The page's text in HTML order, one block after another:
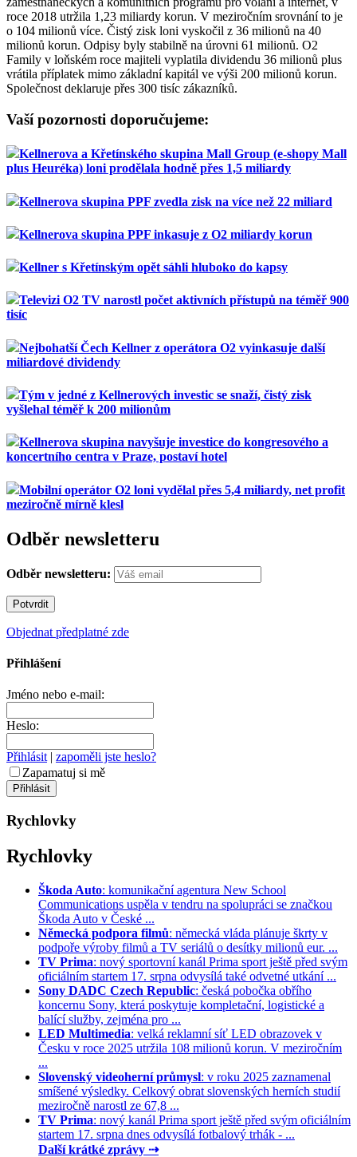
roce 2018 utržila 1,23 miliardy korun. V meziročním srovnání to je
o 104 milionů více. Čistý zisk loni vyskočil z 36 milionů na 40
milionů korun. Odpisy byly stabilně na úrovni 61 milionů. O2
Family v loňském roce majiteli vyplatila dividendu 36 milionů plus
vrátila příplatek mimo základní kapitál ve výši 200 milionů korun.
Společnost deklaruje přes 300 tisíc zákazníků.
Vaší pozornosti doporučujeme:
Kellnerova a Křetínského skupina Mall Group (e-shopy Mall
plus Heuréka) loni prodělala hodně přes 1,5 miliardy
Kellnerova skupina PPF zvedla zisk na více než 22 miliard
Kellnerova skupina PPF inkasuje z O2 miliardy korun
Kellner s Křetínským opět sáhli hluboko do kapsy
Televizi O2 TV narostl počet aktivních přístupů na téměř 900
tisíc
Nejbohatší Čech Kellner z operátora O2 vyinkasuje další
miliardové dividendy
Tým v jedné z Kellnerových investic se snaží, čistý zisk
vyšlehal téměř k 200 milionům
Kellnerova skupina navyšuje investice do kongresového a
koncertního centra v Praze, postaví hotel
Mobilní operátor O2 loni vydělal přes 5,4 miliardy, net profit
meziročně mírně klesl
Odběr newsletteru
Odběr newsletteru:
Objednat předplatné zde
Přihlášení
Jméno nebo e-mail:
Heslo:
Přihlásit | zapoměli jste heslo?
Zapamatuj si mě
Rychlovky
Rychlovky
Škoda Auto: komunikační agentura New School
Communications uspěla v tendru na spolupráci se značkou
Škoda Auto v České ...
Německá podpora filmů: německá vláda plánuje škrty v
podpoře výroby filmů a TV seriálů o desítky milionů eur. ...
TV Prima: nový sportovní kanál Prima sport ještě před svým
oficiálním startem 17. srpna odvysílá také odvetné utkání ...
Sony DADC Czech Republic: česká pobočka obřího
koncernu Sony, která poskytuje kompletační, logistické a
balící služby, zejména pro ...
LED Multimedia: velká reklamní síť LED obrazovek v
Česku v roce 2025 utržila 108 milionů korun. V meziročním
...
Slovenský videoherní průmysl: v roku 2025 zaznamenal
smíšené výsledky. Celkový obrat slovenských herních studií
meziročně narostl ze 67,8 ...
TV Prima: nový kanál Prima sport ještě před svým oficiálním
startem 17. srpna dnes odvysílá fotbalový trhák - ...
Další krátké zprávy ⇢